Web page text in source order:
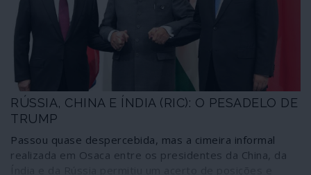
RÚSSIA, CHINA E ÍNDIA (RIC): O PESADELO DE
TRUMP
Passou quase despercebida, mas a cimeira informal
realizada em Osaca entre os presidentes da China, da